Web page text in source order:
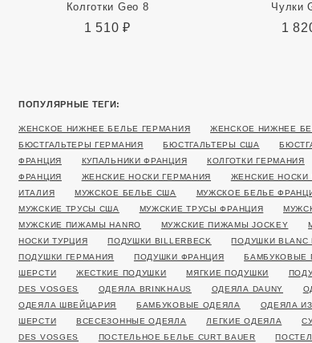
Колготки Geo 8
1 510 ₽
Чулки
1
ПОПУЛЯРНЫЕ ТЕГИ:
ЖЕНСКОЕ НИЖНЕЕ БЕЛЬЕ ГЕРМАНИЯ ЖЕНСКОЕ НИЖНЕЕ
БЮСТГАЛЬТЕРЫ ГЕРМАНИЯ
БЮСТГАЛЬТЕРЫ США
ФРАНЦИЯ
КУПАЛЬНИКИ ФРАНЦИЯ КОЛГОТКИ ГЕРМАНИЯ
ФРАНЦИЯ
ЖЕНСКИЕ НОСКИ ГЕРМАНИЯ ЖЕНСКИЕ НОСКИ
ИТАЛИЯ
МУЖСКОЕ БЕЛЬЕ США МУЖСКОЕ БЕЛЬЕ
МУЖСКИЕ ТРУСЫ США
МУЖСКИЕ ТРУСЫ ФРАНЦИЯ
МУЖСКИЕ ПИЖАМЫ HANRO
МУЖСКИЕ ПИЖАМЫ JOCKEY
НОСКИ ТУРЦИЯ
ПОДУШКИ BILLERBECK ПОДУШКИ BLANC
ПОДУШКИ ГЕРМАНИЯ
ПОДУШКИ ФРАНЦИЯ БАМБУКОВЫЕ
ШЕРСТИ
ЖЕСТКИЕ ПОДУШКИ МЯГКИЕ ПОДУШКИ
DES VOSGES
ОДЕЯЛА BRINKHAUS ОДЕЯЛА DAUNY
ОДЕЯЛА ШВЕЙЦАРИЯ
БАМБУКОВЫЕ ОДЕЯЛА ОДЕЯЛА
ШЕРСТИ
ВСЕСЕЗОННЫЕ ОДЕЯЛА ЛЕГКИЕ ОДЕЯЛА
DES VOSGES
ПОСТЕЛЬНОЕ БЕЛЬЕ CURT BAUER